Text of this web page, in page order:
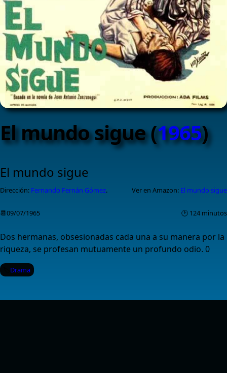
El mundo sigue (1965)
El mundo sigue
Dirección: Fernando Fernán Gómez. Ver en Amazon: El mundo sigue
📆09/07/1965 🕑 124 minutos
Dos hermanas, obsesionadas cada una a su manera por la
riqueza, se profesan mutuamente un profundo odio. 0
Drama